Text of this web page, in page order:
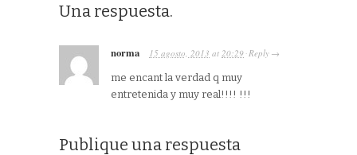
Una respuesta.
norma 15 agosto, 2013 at 20:29 · Reply →
me encant la verdad q muy
entretenida y muy real!!!! !!!
Publique una respuesta